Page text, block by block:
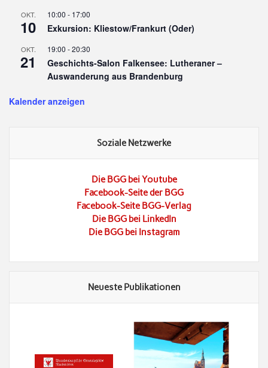
OKT.
10
10:00 - 17:00
Exkursion: Kliestow/Frankurt (Oder)
OKT.
21
19:00 -20:30
Geschichts-Salon Falkensee: Lutheraner –
Auswanderung aus Brandenburg
Kalender anzeigen
Soziale Netzwerke
Die BGG bei Youtube
Facebook-Seite der BGG
Facebook-Seite BGG-Verlag
Die BGG bei LinkedIn
Die BGG bei Instagram
Neueste Publikationen